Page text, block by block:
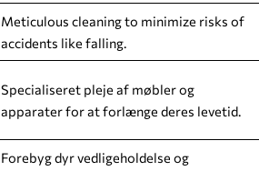
Meticulous cleaning to minimize risks of
accidents like falling.
Specialiseret pleje af møbler og
apparater for at forlænge deres levetid.
Forebyg dyr vedligeholdelse og